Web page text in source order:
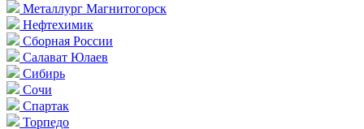
Металлург Магнитогорск
Нефтехимик
Сборная России
Салават Юлаев
Сибирь
Сочи
Спартак
Торпедо